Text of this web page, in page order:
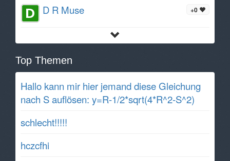
+0
D R Muse
Top Themen
Hallo kann mir hier jemand diese Gleichung
nach S auflösen: y=R-1/2*sqrt(4*R^2-S^2)
schlecht!!!!!
hczcfhi